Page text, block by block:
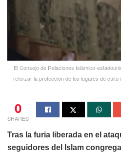
El Consejo de Relaciones Islámico-
reforzar la protección de los lugares de
0
SHARES
Tras la furia liberada en el
seguidores del Islam